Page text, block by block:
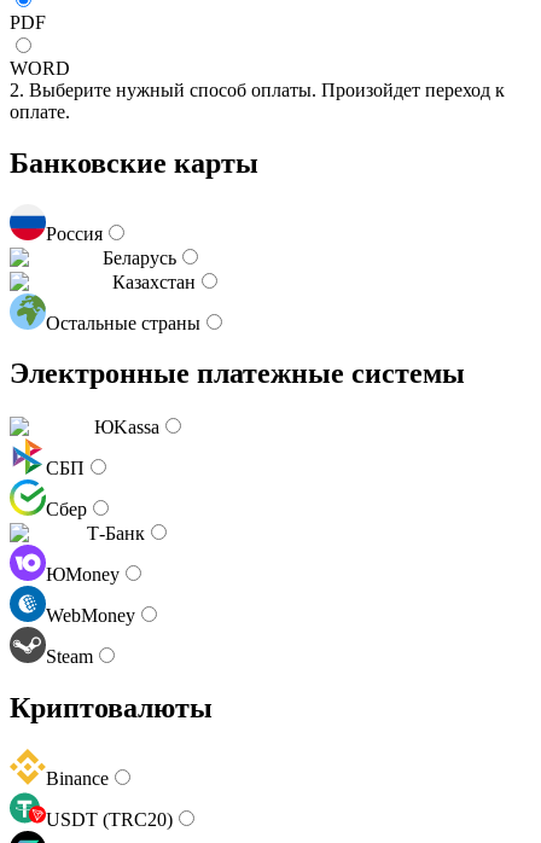
PDF
WORD
2. Выберите нужный способ оплаты. Произойдет переход к
оплате.
Банковские карты
Россия
Беларусь
Казахстан
Остальные страны
Электронные платежные системы
ЮKassa
СБП
Сбер
Т-Банк
ЮMoney
WebMoney
Steam
Криптовалюты
Binance
USDT (TRC20)